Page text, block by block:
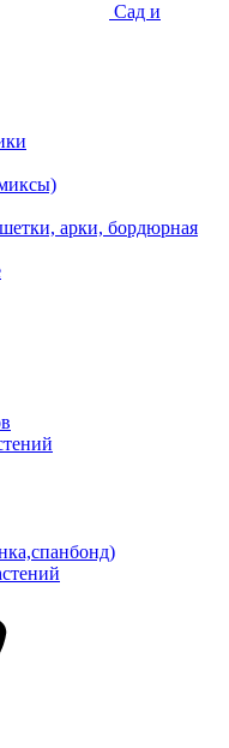
Сад и
арки, бордюрная